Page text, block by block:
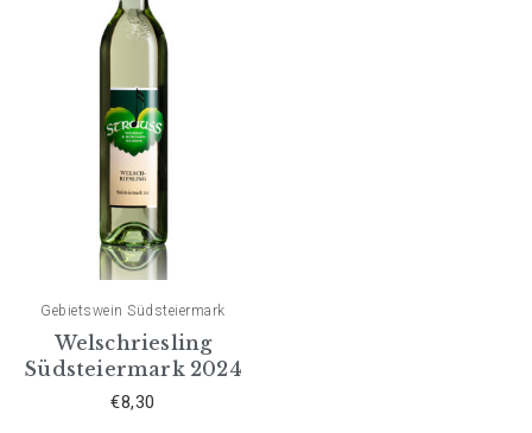
Gebietswein Südsteiermark
Welschriesling
Südsteiermark 2024
€8,30